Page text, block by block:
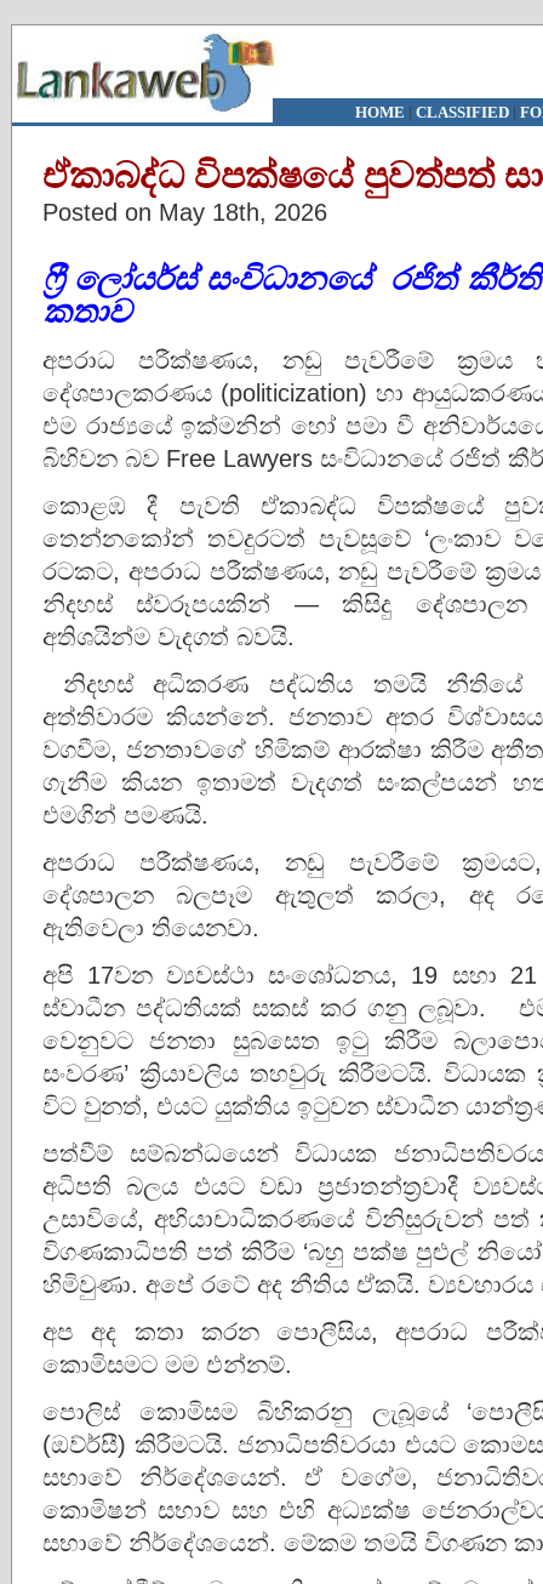
HOME | CLASSIFIED|
ඒකාබද්ධ විපක්ෂයේ පුවත්පත්
Posted on May 18th, 2026
ෆ්‍රී ලෝයර්ස් සංවිධානයේරජිත් කීර්ති
කතාව
අපරාධ පරීක්ෂණය, නඩු පැවරීමේ ක්‍රමය
දේශපාලකරණය (politicization) හා
එම රාජ්‍යයේ ඉක්මනින් හෝ පමා වී
බිහිවන බව Free Lawyers සංවිධානයේ
කොළඹ දී පැවති ඒකාබද්ධ විපක්ෂයේ
තෙන්නකෝන් තවදුරටත් පැවසූවේ ‘ලංකාව
රටකට, අපරාධ පරීක්ෂණය, නඩු පැවරීමේ
නිදහස් ස්වරූපයකින් — කිසිදු දේශපාලන
අතිශයින්ම වැදගත් බවයි.
නිදහස් අධිකරණ පද්ධතිය තමයි නීතියේ
අත්තිවාරම කියන්නේ. ජනතාව අතර
වගවීම, ජනතාවගේ හිමිකම් ආරක්ෂා කිරීම
ගැනීම කියන ඉතාමත් වැදගත් සංකල්පයන්
එමගින් පමණයි.
අපරාධ පරීක්ෂණය, නඩු පැවරීමේ
දේශපාලන බලපෑම ඇතුලත් කරලා, අද
ඇතිවෙලා තියෙනවා.
අපි 17වන ව්‍යවස්ථා සංශෝධනය, 19 සහා
ස්වාධීන පද්ධතියක් සකස් කර ගනු ලබූවා.
වෙනුවට ජනතා සුබසෙත ඉටු කිරීම
සංවරණ’ ක්‍රියාවලිය තහවුරු කිරීමටයි.
විට වුනත්, එයට යුක්තිය ඉටුවන ස්වාධීන
පත්වීම් සම්බන්ධයෙන් විධායක
අධිපති බලය එයට වඩා ප්‍රජාතන්ත්‍රවාදී
උසාවියේ, අභියාචාධිකරණයේ විනිසුරුවන්
විගණකාධිපති පත් කිරීම ‘බහු පක්ෂ පුළුල්
හිමිවුණා. අපේ රටේ අද නීතිය ඒකයි.
අප අද කතා කරන පොලීසිය, අපරාධ
කොමිසමට මම එන්නම්.
පොලිස් කොමිසම බිහිකරනු ලැබූයේ
(ඔව්ර්සී) කිරීමටයි. ජනාධිපතිවරයා එයට
සභාවේ නිර්දේශයෙන්. ඒ වගේම,
කොමිෂන් සභාව සහ එහි අධ්‍යක්ෂ
සභාවේ නිර්දේශයෙන්. මේකම තමයි විගණන